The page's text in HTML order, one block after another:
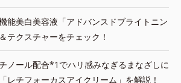
能美白美容液「アドバンスドブライトニン
テクスチャーをチェック！
ノール配合*1でハリ感みなぎるまなざしに
レチフォーカスアイクリーム」を解説！